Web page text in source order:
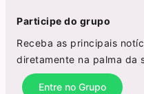
Participe do grupo
Receba as principais
diretamente na palma da
Entre no Grupo